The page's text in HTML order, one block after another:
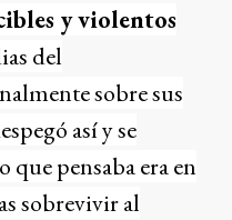
y violentos
del
sobre sus
así y se
pensaba era en
sobrevivir al